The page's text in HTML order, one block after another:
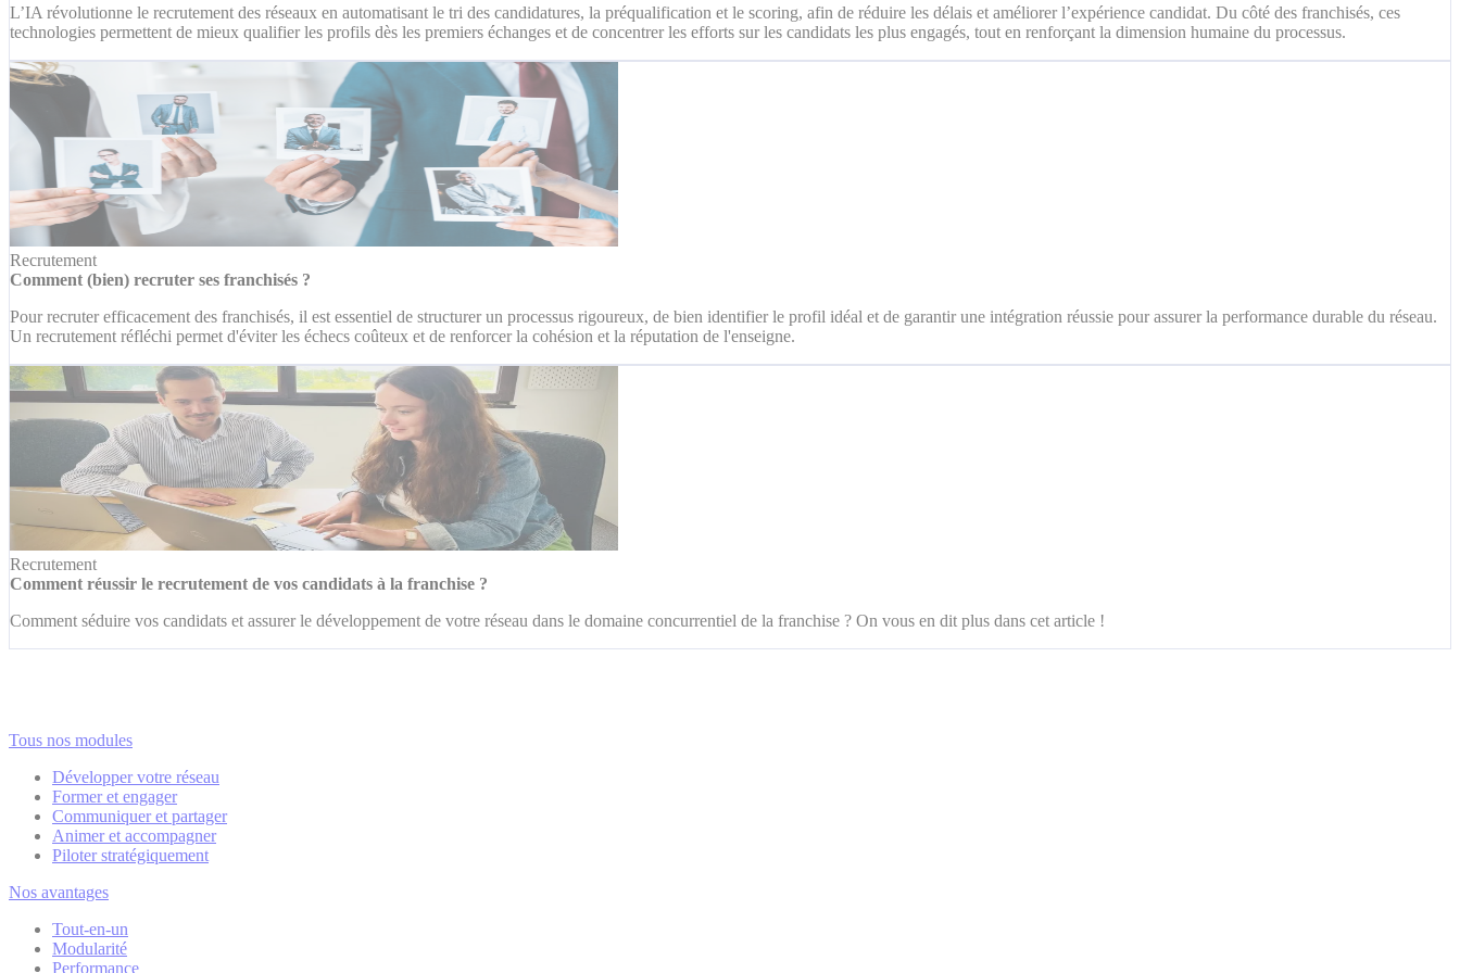
L’IA révolutionne le recrutement des réseaux en automatisant le tri des candidatures, la préqualification et le scoring, afin de réduire les délais et améliorer l’expérience candidat. Du côté des franchisés, ces
technologies permettent de mieux qualifier les profils dès les premiers échanges et de concentrer les efforts sur les candidats les plus engagés, tout en renforçant la dimension humaine du processus.
Recrutement
Comment (bien) recruter ses franchisés ?
Pour recruter efficacement des franchisés, il est essentiel de structurer un processus rigoureux, de bien identifier le profil idéal et de garantir une intégration réussie pour assurer la performance durable du réseau.
Un recrutement réfléchi permet d'éviter les échecs coûteux et de renforcer la cohésion et la réputation de l'enseigne.
Recrutement
Comment réussir le recrutement de vos candidats à la franchise ?
Comment séduire vos candidats et assurer le développement de votre réseau dans le domaine concurrentiel de la franchise ? On vous en dit plus dans cet article !
Tous nos modules
Développer votre réseau
Former et engager
Communiquer et partager
Animer et accompagner
Piloter stratégiquement
Nos avantages
Tout-en-un
Modularité
Performance